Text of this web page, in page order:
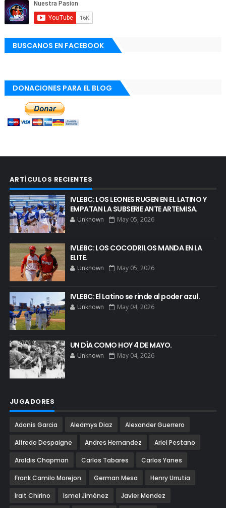
BUSCANOS EN FACEBOOK
DONACIONES PARA EL BLOG
ARTÍCULOS RECIENTES
IVLEBC: LOS LEONES RUGEN EN EL LATINO Y
EMPATAN LA SUBSERIE ANTE ARTEMISA.
Unknown May 05, 2026
IVLEBC: LOS COCODRILOS MANDA EN LA
ELITE.
Unknown May 05, 2026
IVLEBC: El Latino se rinde al poder azul.
Unknown May 04, 2026
UN DÍA COMO HOY 4 DE MAYO.
Unknown May 04, 2026
JUGADORES
Adonis Garcia Aledmys Diaz Alexander Guerrero
Alfredo Despaigne Andres Hernandez Ariel Pestano
Aroldis Chapman Carlos Tabares Carlos Yanes
Frank Camilo Morejon German Mesa Henry Urrutia
Irait Chirino Ismel Jiménez Javier Mendez